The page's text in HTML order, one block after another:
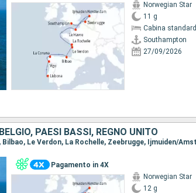
Norwegian Star
11 g
Cabina standard
Southampton
27/09/2026
PAESI BASSI, REGNO UNITO
Pagamento in 4X
Norwegian Star
12 g